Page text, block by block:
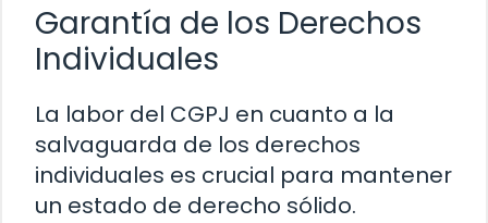
Garantía de los Derechos
Individuales
La labor del CGPJ en cuanto a la
salvaguarda de los derechos
individuales es crucial para mantener
un estado de derecho sólido.